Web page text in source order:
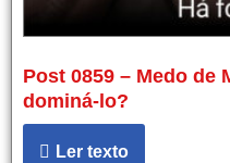
Post 0859 – Medo de
dominá-lo?
Ler texto